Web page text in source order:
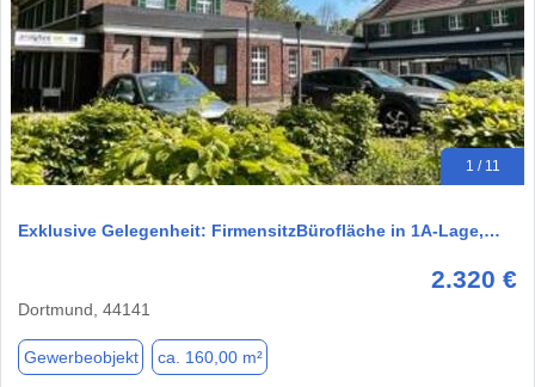
1 / 11
Exklusive Gelegenheit: FirmensitzBürofläche in 1A-Lage,…
2.320 €
Dortmund, 44141
Gewerbeobjekt ca. 160,00 m²